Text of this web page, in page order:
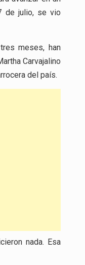
de julio, se vio
meses, han
Carvajalino
del país.
nada. Esa